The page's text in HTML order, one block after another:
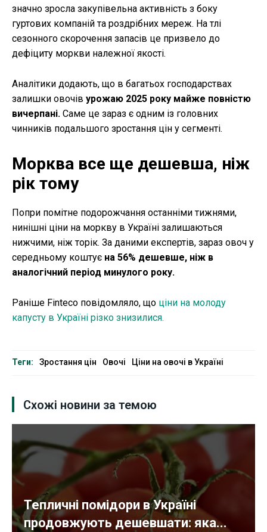
значно зросла закупівельна активність з боку
гуртових компаній та роздрібних мереж. На тлі
сезонного скорочення запасів це призвело до
дефіциту моркви належної якості.
Аналітики додають, що в багатьох господарствах
залишки овочів урожаю 2025 року майже повністю
вичерпані. Саме це зараз є одним із головних
чинників подальшого зростання цін у сегменті.
Морква все ще дешевша, ніж
рік тому
Попри помітне подорожчання останніми тижнями,
нинішні ціни на моркву в Україні залишаються
нижчими, ніж торік. За даними експертів, зараз овоч у
середньому коштує на 56% дешевше, ніж в
аналогічний період минулого року.
Раніше Finteco повідомляло, що ціни на молоду
капусту в Україні різко знизилися.
Теги: Зростання цін Овочі Ціни на овочі в Україні
Схожі новини за темою
Тепличні помідори в Україні
продовжують дешевшати: яка...